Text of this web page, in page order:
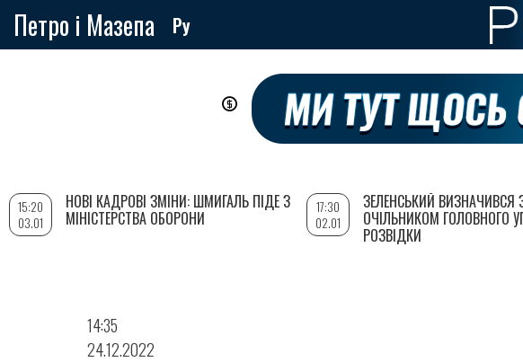
Петро і Мазепа Ру
14:35
24.12.2022
15:20
03.01
НОВІ КАДРОВІ ЗМІНИ: ШМИГАЛЬ ПІДЕ З
МІНІСТЕРСТВА ОБОРОНИ
17:30
02.01
ЗЕЛЕНСЬКИЙ ВИЗНАЧИВСЯ
ОЧІЛЬНИКОМ ГОЛОВНОГО
РОЗВІДКИ